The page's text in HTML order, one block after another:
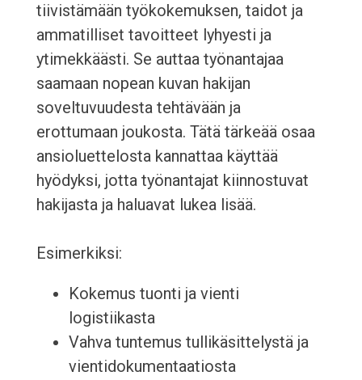
tiivistämään työkokemuksen, taidot ja
ammatilliset tavoitteet lyhyesti ja
ytimekkäästi. Se auttaa työnantajaa
saamaan nopean kuvan hakijan
soveltuvuudesta tehtävään ja
erottumaan joukosta. Tätä tärkeää osaa
ansioluettelosta kannattaa käyttää
hyödyksi, jotta työnantajat kiinnostuvat
hakijasta ja haluavat lukea lisää.
Esimerkiksi:
Kokemus tuonti ja vienti
logistiikasta
Vahva tuntemus tullikäsittelystä ja
vientidokumentaatiosta